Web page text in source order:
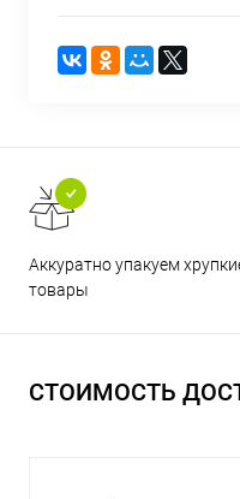
Аккуратно упакуем
товары
СТОИМОСТЬ